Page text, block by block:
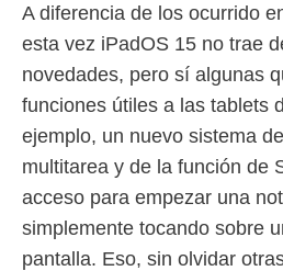
A diferencia de los ocurrido
esta vez iPadOS 15 no trae
novedades, pero sí algunas
funciones útiles a las tablets
ejemplo, un nuevo sistema
multitarea y de la función de
acceso para empezar una
simplemente tocando sobre
pantalla. Eso, sin olvidar